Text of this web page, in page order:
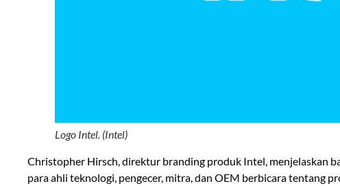
Logo Intel. (Intel)
Christopher Hirsch, direktur branding produk Intel, menjelaskan
para ahli teknologi, pengecer, mitra, dan OEM berbicara tentang